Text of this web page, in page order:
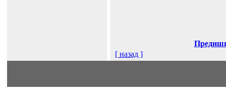
[ назад ]